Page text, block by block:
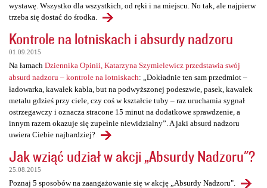
wystawę. Wszystko dla wszystkich, od ręki i na miejscu. No tak, ale najpierw
trzeba się dostać do środka.
Kontrole na lotniskach i absurdy nadzoru
01.09.2015
Na łamach Dziennika Opinii, Katarzyna Szymielewicz przedstawia swój
absurd nadzoru – kontrole na lotniskach: „Dokładnie ten sam przedmiot –
ładowarka, kawałek kabla, but na podwyższonej podeszwie, pasek, kawałek
metalu gdzieś przy ciele, czy coś w kształcie tuby – raz uruchamia sygnał
ostrzegawczy i oznacza stracone 15 minut na dodatkowe sprawdzenie, a
innym razem okazuje się zupełnie niewidzialny”. A jaki absurd nadzoru
uwiera Ciebie najbardziej?
Jak wziąć udział w akcji „Absurdy Nadzoru"?
25.08.2015
Poznaj 5 sposobów na zaangażowanie się w akcję „Absurdy Nadzoru".